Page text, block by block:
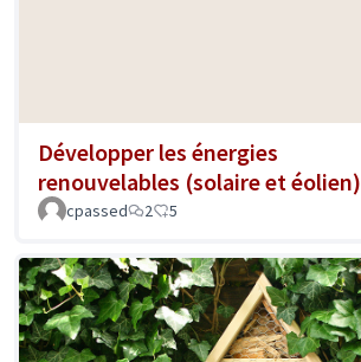
Développer les énergies
renouvelables (solaire et éolien)
cpassed 2 5